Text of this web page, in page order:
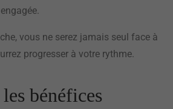
vous ne serez jamais seul face à
progresser à votre rythme.
bénéfices